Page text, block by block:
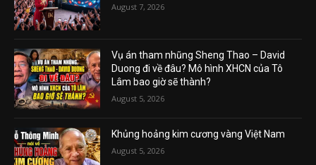
August 7, 2026
Vụ án tham nhũng Sheng Thao – David
Duong đi về đâu? Mô hình XHCN của Tô
Lâm bao giờ sẽ thành?
August 5, 2026
Khủng hoảng kim cương vàng Việt Nam
August 5, 2026